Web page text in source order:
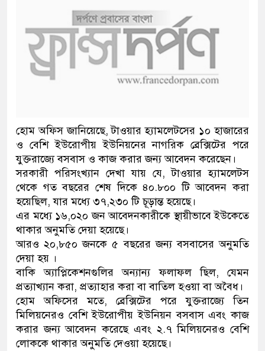
হোম অফিস জানিয়েছে, টাওয়ার হ্যামলেটসের ১০ হাজারের
ও বেশি ইউরোপীয় ইউনিয়নের নাগরিক ব্রেক্সিটের পরে
যুক্তরাজ্যে বসবাস ও কাজ করার জন্য আবেদন করেছেন।
সরকারী পরিসংখ্যান দেখা যায় যে, টাওয়ার হ্যামলেটস
থেকে গত বছরের শেষ দিকে ৪০.৮০০ টি আবেদন করা
হয়েছিল, যার মধ্যে ৩৭,২৩০ টি চূড়ান্ত হয়েছে।
এর মধ্যে ১৬,০২০ জন আবেদনকারীকে স্থায়ীভাবে ইউকেতে
থাকার অনুমতি দেয়া হয়েছে।
আরও ২০,৮৫০ জনকে ৫ বছরের জন্য বসবাসের অনুমতি
দেয়া হয় ।
বাকি অ্যাপ্লিকেশনগুলির অন্যান্য ফলাফল ছিল, যেমন
প্রত্যাখ্যান করা, প্রত্যাহার করা বা বাতিল হওয়া বা অবৈধ।
হোম অফিসের মতে, ব্রেক্সিটের পরে যুক্তরাজ্যে তিন
মিলিয়নেরও বেশি ইউরোপীয় ইউনিয়ন বসবাস এবং কাজ
করার জন্য আবেদন করেছে এবং ২.৭ মিলিয়নেরও বেশি
লোককে থাকার অনুমতি দেওয়া হয়েছে।